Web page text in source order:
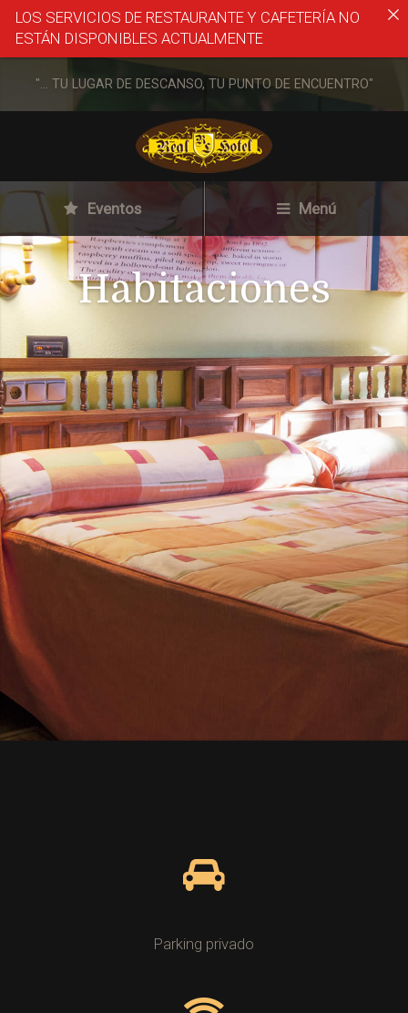
"... TU LUGAR DE DESCANSO, TU PUNTO DE ENCUENTRO"
Eventos Menú
Habitaciones
Parking privado
LOS SERVICIOS DE RESTAURANTE Y CAFETERÍA NO
ESTÁN DISPONIBLES ACTUALMENTE